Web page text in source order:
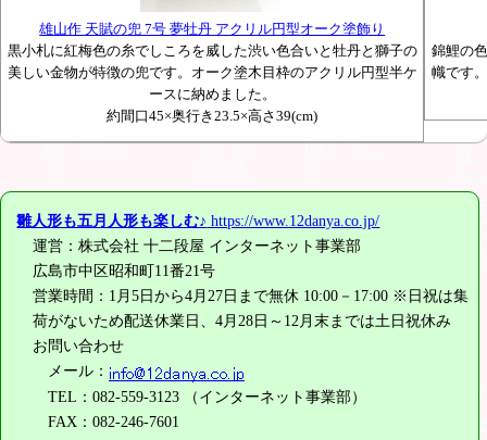
雄山作 天賦の兜 7号 夢牡丹 アクリル円型オーク塗飾り
黒小札に紅梅色の糸でしころを威した渋い色合いと牡丹と獅子の
美しい金物が特徴の兜です。オーク塗木目枠のアクリル円型半ケ
ースに納めました。
約間口45×奥行き23.5×高さ39(cm)
錦鯉の
幟です
雛人形も五月人形も楽しむ♪ https://www.12danya.co.jp/
運営：株式会社 十二段屋 インターネット事業部
広島市中区昭和町11番21号
営業時間：1月5日から4月27日まで無休 10:00－17:00 ※日祝は集
荷がないため配送休業日、4月28日～12月末までは土日祝休み
お問い合わせ
メール：
TEL：082-559-3123 （インターネット事業部）
FAX：082-246-7601